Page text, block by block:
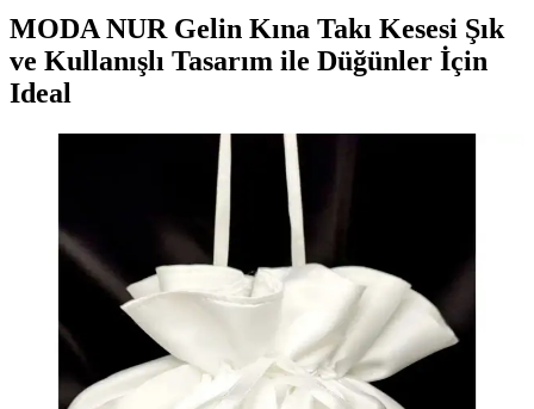
MODA NUR Gelin Kına Takı Kesesi Şık
ve Kullanışlı Tasarım ile Düğünler İçin
Ideal